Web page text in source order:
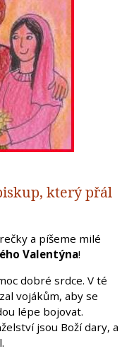
který přál
a píšeme milé
Valentýna!
dobré srdce. V té
vojákům, aby se
lépe bojovat.
jsou Boží dary, a